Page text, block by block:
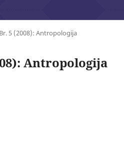
5 (2008): Antropologija
Antropologija